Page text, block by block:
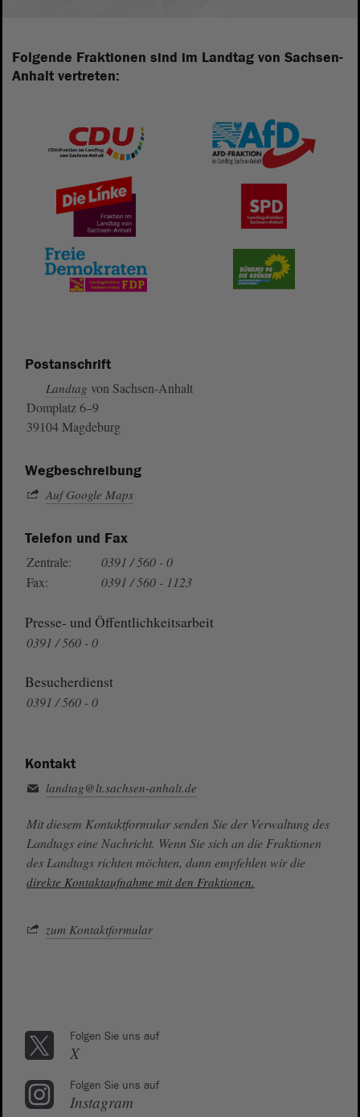
Folgende Fraktionen sind im Landtag von Sachsen-
Anhalt vertreten:
Postanschrift
Landtag von Sachsen-Anhalt
Domplatz 6–9
39104 Magdeburg
Wegbeschreibung
Auf Google Maps
Telefon und Fax
Zentrale:
0391 / 560 - 0
Fax:
0391 / 560 - 1123
Presse- und Öffentlichkeitsarbeit
0391 / 560 - 0
Besucherdienst
0391 / 560 - 0
Kontakt
landtag@lt.sachsen-anhalt.de
Mit diesem Kontaktformular senden Sie der Verwaltung des
Landtags eine Nachricht. Wenn Sie sich an die Fraktionen
des Landtags richten möchten, dann empfehlen wir die
direkte Kontaktaufnahme mit den Fraktionen.
zum Kontaktformular
Folgen Sie uns auf
X
Folgen Sie uns auf
Instagram